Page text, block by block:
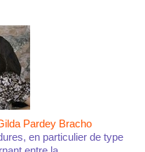
Pardey Bracho
en particulier de type